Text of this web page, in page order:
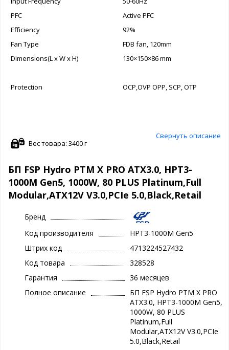
PFC
Active PFC
Efficiency
92%
Fan Type
FDB fan, 120mm
Dimensions(L x W x H)
130×150×86 mm
Protection OCP,OVP OPP, SCP, OTP
Свернуть описание
Вес товара: 3400 г
БП FSP Hydro PTM X PRO ATX3.0, HPT3-
1000M Gen5, 1000W, 80 PLUS Platinum,Full
Modular,ATX12V V3.0,PCIe 5.0,Black,Retail
Бренд
Код производителя
HPT3-1000M Gen5
Штрих код
4713224527432
Код товара
328528
Гарантия
36 месяцев
Полное описание
БП FSP Hydro PTM X PRO
ATX3.0, HPT3-1000M Gen5,
1000W, 80 PLUS
Platinum,Full
Modular,ATX12V V3.0,PCIe
5.0,Black,Retail